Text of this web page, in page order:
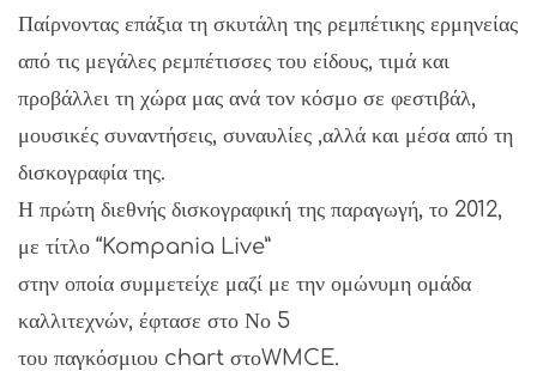
Παίρνοντας επάξια τη σκυτάλη της ρεμπέτικης ερμηνείας
από τις μεγάλες ρεμπέτισσες του είδους, τιμά και
προβάλλει τη χώρα μας ανά τον κόσμο σε φεστιβάλ,
μουσικές συναντήσεις, συναυλίες ,αλλά και μέσα από τη
δισκογραφία της.
Η πρώτη διεθνής δισκογραφική της παραγωγή, το 2012,
με τίτλο “Kompania Live”
στην οποία συμμετείχε μαζί με την ομώνυμη ομάδα
καλλιτεχνών, έφτασε στο Νο 5
του παγκόσμιου chart στοWMCE.